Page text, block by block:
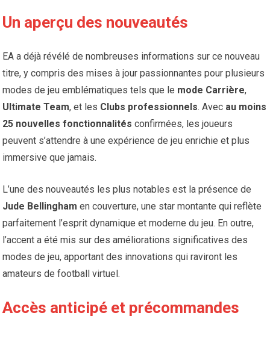
Un aperçu des nouveautés
EA a déjà révélé de nombreuses informations sur ce nouveau
titre, y compris des mises à jour passionnantes pour plusieurs
modes de jeu emblématiques tels que le mode Carrière,
Ultimate Team, et les Clubs professionnels. Avec au moins
25 nouvelles fonctionnalités confirmées, les joueurs
peuvent s’attendre à une expérience de jeu enrichie et plus
immersive que jamais.
L’une des nouveautés les plus notables est la présence de
Jude Bellingham en couverture, une star montante qui reflète
parfaitement l’esprit dynamique et moderne du jeu. En outre,
l’accent a été mis sur des améliorations significatives des
modes de jeu, apportant des innovations qui raviront les
amateurs de football virtuel.
Accès anticipé et précommandes